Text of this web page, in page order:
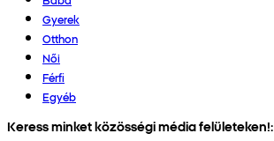
Gyerek
Otthon
Női
Férfi
Egyéb
Keress minket közösségi média felületeken!: